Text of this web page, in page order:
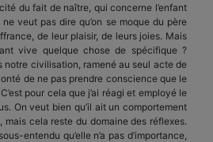
du fait de naître, qui concerne l’enfant
veut pas dire qu’on se moque du père
de leur plaisir, de leurs joies. Mais
vive quelque chose de spécifique ?
notre civilisation, ramené au seul acte de
de ne pas prendre conscience que le
pour cela que j’ai réagi et employé le
On veut bien qu’il ait un comportement
mais cela reste du domaine des réflexes.
entendu qu’elle n’a pas d’importance,